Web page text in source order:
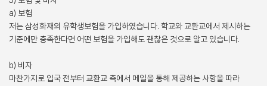
a) 보험
저는 삼성화재의 유학생보험을 가입하였습니다. 학교와 교환교에서 제시하는
기준에만 충족한다면 어떤 보험을 가입해도 괜찮은 것으로 알고 있습니다.
b) 비자
마찬가지로 입국 전부터 교환교 측에서 메일을 통해 제공하는 사항을 따라